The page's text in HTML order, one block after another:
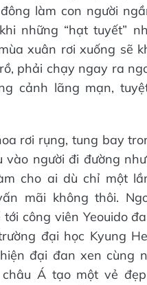
làm con người
những “hạt tuyết”
xuân rơi xuống sẽ
phải chạy ngay ra
cảnh lãng mạn,
rơi rụng, tung bay
vào người đi đường
cho ai dù chỉ một
mãi không thôi.
công viên Yeouido
đại học Kyung
đại đan xen cùng
Á tạo một vẻ